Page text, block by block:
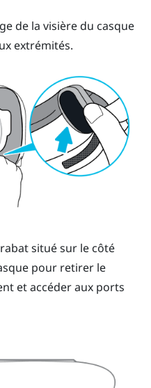
de la visière du casque
extrémités.
situé sur le côté
pour retirer le
et accéder aux ports